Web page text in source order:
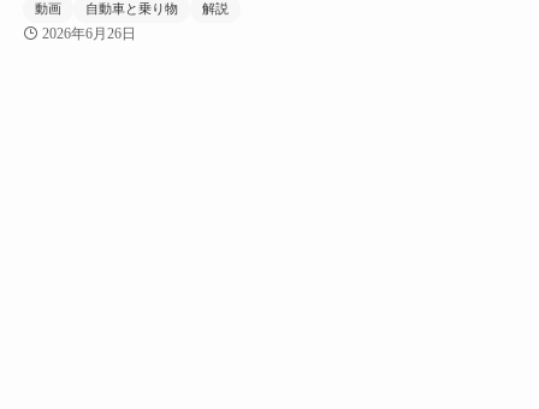
動画
自動車と乗り物 解説
2026年6月26日